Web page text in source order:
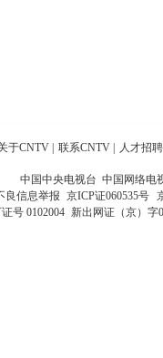
于CNTV 联系CNTV 人才招聘
中国中央电视台 中国网络电
良信息举报 京ICP证060535号
号 0102004 新出网证（京）